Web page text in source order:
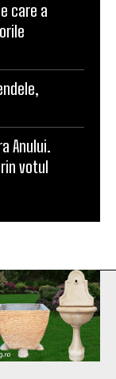
care a
Anului.
votul